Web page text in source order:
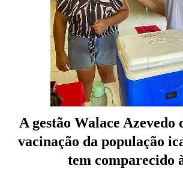
A gestão Walace Azevedo
vacinação da população
tem comparecido